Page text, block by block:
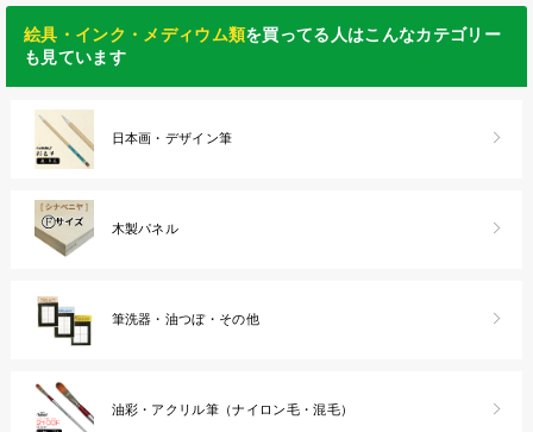
絵具・インク・メディウム類を買ってる人はこんなカテゴリー
も見ています
日本画・デザイン筆
木製パネル
筆洗器・油つぼ・その他
油彩・アクリル筆（ナイロン毛・混毛）